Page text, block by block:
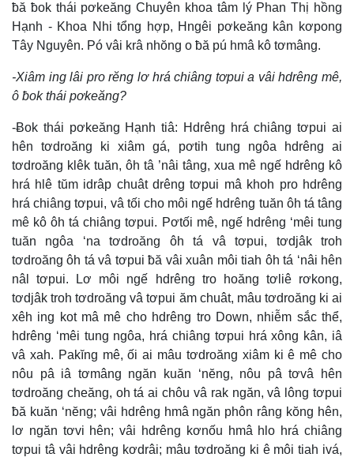
ƀă ƀok thái pơkeăng Chuyên khoa tâm lý Phan Thị hồng
Hạnh - Khoa Nhi tổng hợp, Hngêi pơkeăng kân kơpong
Tây Nguyên. Pó vâi krâ nhŏng o ƀă pú hmâ kô tơmâng.
-Xiâm ing lâi pro rĕng lơ hrá chiâng tơpui a vâi hdrêng mê,
ô ƀok thái pơkeăng?
-Ƀok thái pơkeăng Hạnh tiâ: Hdrêng hrá chiâng tơpui ai
hên tơdroăng ki xiâm gá, pơtih tung ngôa hdrêng ai
tơdroăng klêk tuăn, ôh tâ ’nâi tâng, xua mê ngế hdrêng kô
hrá hlê tŭm idrâp chuât drêng tơpui mâ khoh pro hdrêng
hrá chiâng tơpui, vâ tối cho môi ngế hdrêng tuăn ôh tá tâng
mê kô ôh tá chiâng tơpui. Pơtối mê, ngế hdrêng ‘mêi tung
tuăn ngôa ‘na tơdroăng ôh tá vâ tơpui, tơdjâk troh
tơdroăng ôh tá vâ tơpui ƀă vâi xuân môi tiah ôh tá ‘nâi hên
nâl tơpui. Lơ môi ngế hdrêng tro hoăng tơliê rơkong,
tơdjâk troh tơdroăng vâ tơpui ăm chuât, mâu tơdroăng ki ai
xêh ing kot mâ mê cho hdrêng tro Down, nhiễm sắc thể,
hdrêng ‘mêi tung ngôa, hrá chiâng tơpui hrá xông kân, iâ
vâ xah. Pakĭng mê, ối ai mâu tơdroăng xiâm ki ê mê cho
nôu pâ iâ tơmâng ngăn kuăn ‘nĕng, nôu pâ tơvâ hên
tơdroăng cheăng, oh tá ai chôu vâ rak ngăn, vâ lông tơpui
ƀă kuăn ‘nĕng; vâi hdrêng hmâ ngăn phôn râng kŏng hên,
lơ ngăn tơvi hên; vâi hdrêng kơnốu hmâ hlo hrá chiâng
tơpui tâ vâi hdrêng kơdrâi; mâu tơdroăng ki ê môi tiah ivá,